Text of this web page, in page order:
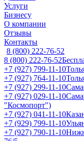
Услуги
Бизнесу
О компании
Отзывы
Контакты
8 (800) 222-76-52
8 (800) 222-76-52
+7 (927) 799-11-10
+7 (927) 764-11-10
+7 (927) 299-11-10
+7 (927) 029-11-10
"Космопорт")
+7 (927) 041-11-10
+7 (929) 799-11-10
+7 (927) 790-11-10